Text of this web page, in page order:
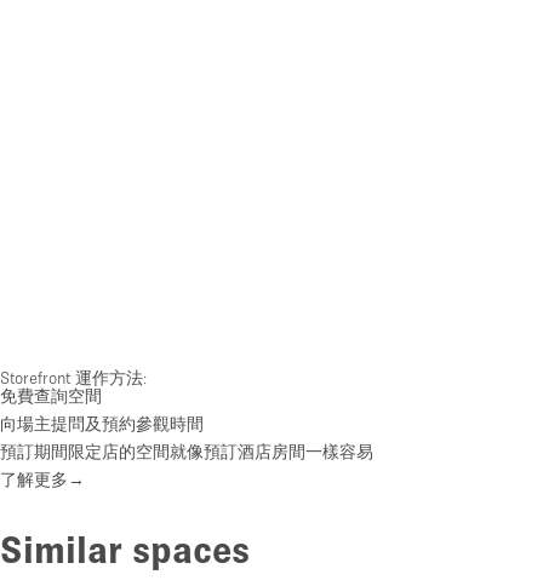
Storefront 運作方法:
免費查詢空間
向場主提問及預約參觀時間
預訂期間限定店的空間就像預訂酒店房間一樣容易
了解更多→
Similar spaces